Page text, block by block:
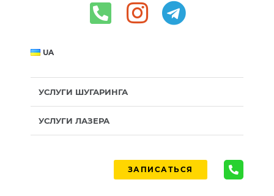
UA
УСЛУГИ ШУГАРИНГА
УСЛУГИ ЛАЗЕРА
ЗАПИСАТЬСЯ